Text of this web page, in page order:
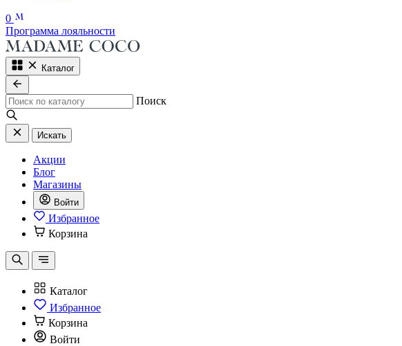
0
Программа лояльности
Каталог
Поиск
Искать
Акции
Блог
Магазины
Войти
Избранное
Корзина
Каталог
Избранное
Корзина
Войти